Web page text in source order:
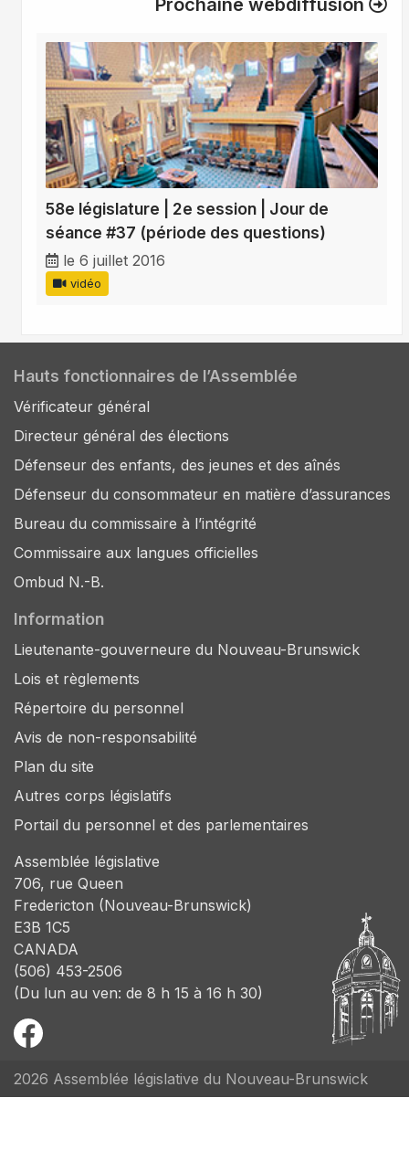
Prochaine webdiffusion
58e législature | 2e session | Jour de
séance #37 (période des questions)
le 6 juillet 2016
vidéo
Hauts fonctionnaires de l’Assemblée
Vérificateur général
Directeur général des élections
Défenseur des enfants, des jeunes et des aînés
Défenseur du consommateur en matière d’assurances
Bureau du commissaire à l’intégrité
Commissaire aux langues officielles
Ombud N.-B.
Information
Lieutenante-gouverneure du Nouveau-Brunswick
Lois et règlements
Répertoire du personnel
Avis de non-responsabilité
Plan du site
Autres corps législatifs
Portail du personnel et des parlementaires
Assemblée législative
706, rue Queen
Fredericton (Nouveau-Brunswick)
E3B 1C5
CANADA
(506) 453-2506
(Du lun au ven: de 8 h 15 à 16 h 30)
2026 Assemblée législative du Nouveau-Brunswick